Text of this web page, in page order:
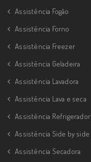
Assistência Fogão
Assistência Forno
Assistência Freezer
Assistência Geladeira
Assistência Lavadora
Assistência Lava e seca
Assistência Refrigerador
Assistência Side by side
Assistência Secadora